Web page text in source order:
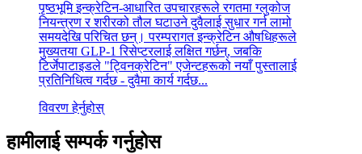
पृष्ठभूमि इन्क्रेटिन-आधारित उपचारहरूले रगतमा ग्लुकोज
नियन्त्रण र शरीरको तौल घटाउने दुवैलाई सुधार गर्न लामो
समयदेखि परिचित छन्। परम्परागत इन्क्रेटिन औषधिहरूले
मुख्यतया GLP-1 रिसेप्टरलाई लक्षित गर्छन्, जबकि
टिर्जेपाटाइडले "ट्विनक्रेटिन" एजेन्टहरूको नयाँ पुस्तालाई
प्रतिनिधित्व गर्दछ - दुवैमा कार्य गर्दछ...
विवरण हेर्नुहोस्
हामीलाई सम्पर्क गर्नुहोस